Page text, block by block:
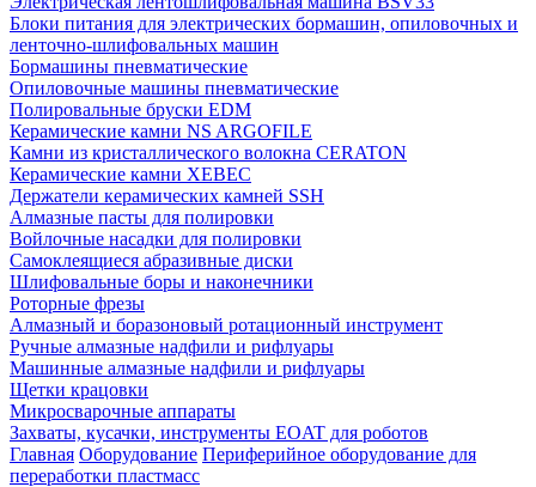
Блоки питания для электрических бормашин, опиловочных и
ленточно-шлифовальных машин
Бормашины пневматические
Опиловочные машины пневматические
Полировальные бруски EDM
Керамические камни NS ARGOFILE
Камни из кристаллического волокна CERATON
Керамические камни XEBEC
Держатели керамических камней SSH
Алмазные пасты для полировки
Войлочные насадки для полировки
Самоклеящиеся абразивные диски
Шлифовальные боры и наконечники
Роторные фрезы
Алмазный и боразоновый ротационный инструмент
Ручные алмазные надфили и рифлуары
Машинные алмазные надфили и рифлуары
Щетки крацовки
Микросварочные аппараты
Захваты, кусачки, инструменты EOAT для роботов
Главная Оборудование Периферийное оборудование для
переработки пластмасс